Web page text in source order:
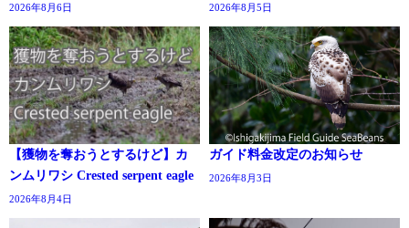
2026年8月6日 2026年8月5日
【獲物を奪おうとするけど】カ
ンムリワシ Crested serpent eagle
2026年8月4日
ガイド料金改定のお知らせ
2026年8月3日